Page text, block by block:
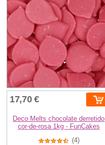
17,70 €
Deco Melts chocolate derretido
cor-de-rosa 1kg - FunCakes
(4)